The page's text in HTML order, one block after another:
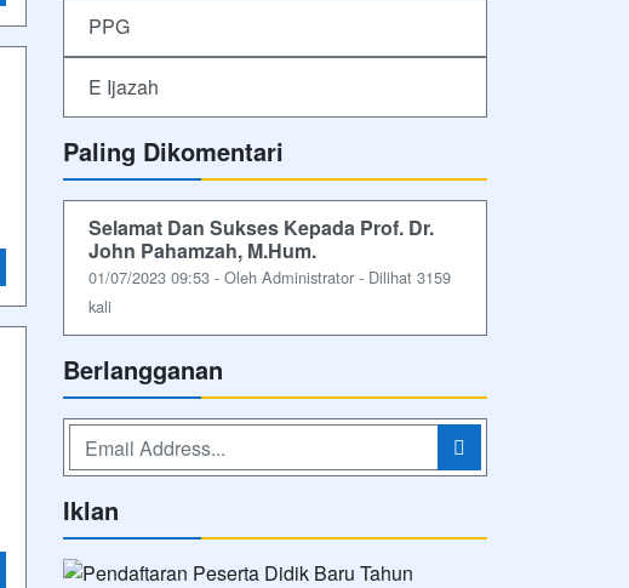
PPG
E Ijazah
Paling Dikomentari
Selamat Dan Sukses Kepada Prof. Dr.
John Pahamzah, M.Hum.
01/07/2023 09:53 - Oleh Administrator - Dilihat 3159
kali
Berlangganan
Iklan